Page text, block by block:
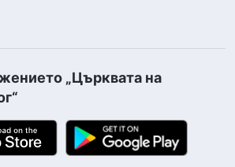
„Църквата на